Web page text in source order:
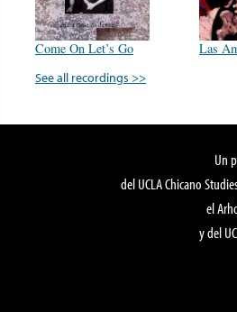
Come On Let’s Go Las
See all recordings >>
Un
del UCLA Chicano
el
y del